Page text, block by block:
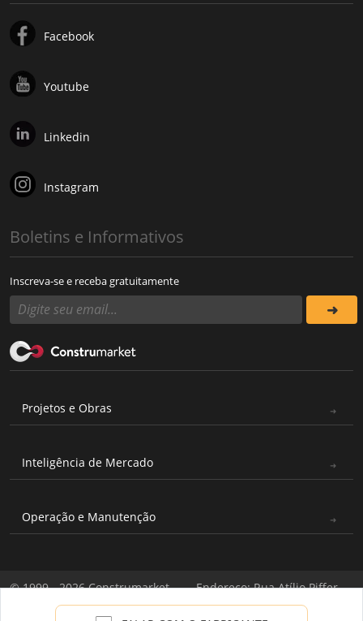
Facebook
Youtube
Linkedin
Instagram
Boletins e Informativos
Inscreva-se e receba gratuitamente
Projetos e Obras
Inteligência de Mercado
Operação e Manutenção
© 1999 - 2026 Construmarket
Todos os direitos reservados
Endereço: Rua Atílio Piffer,
571 - Casa Verde, São Paulo -